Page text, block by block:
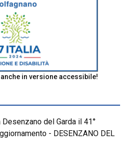
in versione accessibile!
del Garda il 41°
- DESENZANO DEL